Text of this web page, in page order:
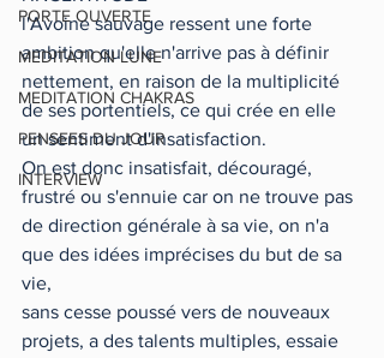
PORTE OUVERTE
MEDITATION LUNE
MEDITATION CHAKRAS
PENSEES DU JOUR
INTERVIEW
l'Avoine sauvage ressent une forte
ambition qu'elle n'arrive pas à définir
nettement, en raison de la multiplicité
de ses portentiels, ce qui crée en elle
un sentiment d'insatisfaction.
On est donc insatisfait, découragé,
frustré ou s'ennuie car on ne trouve pas
de direction générale à sa vie, on n'a
que des idées imprécises du but de sa
vie,
sans cesse poussé vers de nouveaux
projets, a des talents multiples, essaie